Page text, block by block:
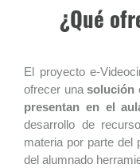
¿Qué
El proyecto e-
ofrecer unasolución
presentan en el
desarrollo de
materia por parte del
del alumnado